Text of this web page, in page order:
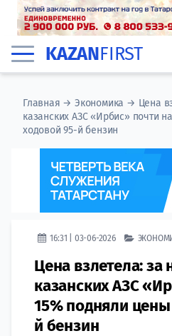
KAZANFIRST
Главная →Экономика → Цена
казанских АЗС «Ирбис» почти
ходовой 95-й бензин
16:31 | 03-06-2026
Цена взлетела: за
казанских АЗС
15% подняли
й бензин